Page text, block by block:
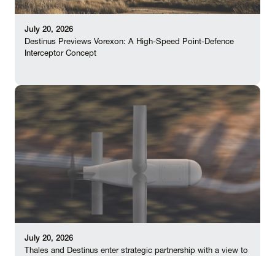
July 20, 2026
Destinus Previews Vorexon: A High-Speed Point-Defence
Interceptor Concept
July 20, 2026
Thales and Destinus enter strategic partnership with a view to